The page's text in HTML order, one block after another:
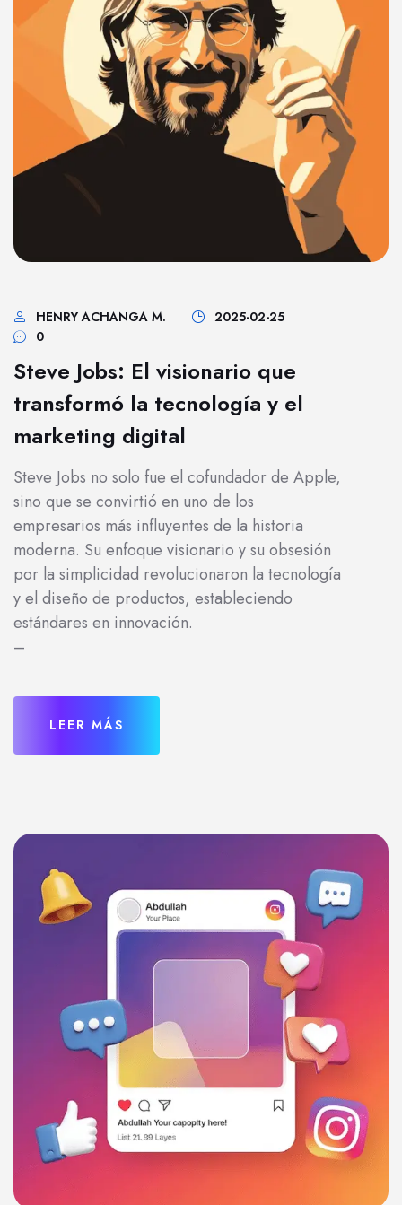
HENRY ACHANGA M.
2025-02-25
0
Steve Jobs: El visionario que
transformó la tecnología y el
marketing digital
Steve Jobs no solo fue el cofundador de Apple,
sino que se convirtió en uno de los
empresarios más influyentes de la historia
moderna. Su enfoque visionario y su obsesión
por la simplicidad revolucionaron la tecnología
y el diseño de productos, estableciendo
estándares en innovación.
–
LEER MÁS